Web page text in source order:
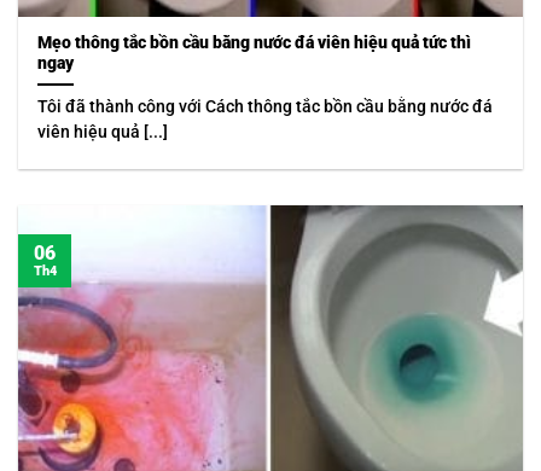
Mẹo thông tắc bồn cầu bằng nước đá viên hiệu quả tức thì
ngay
Tôi đã thành công với Cách thông tắc bồn cầu bằng nước đá
viên hiệu quả [...]
06
Th4